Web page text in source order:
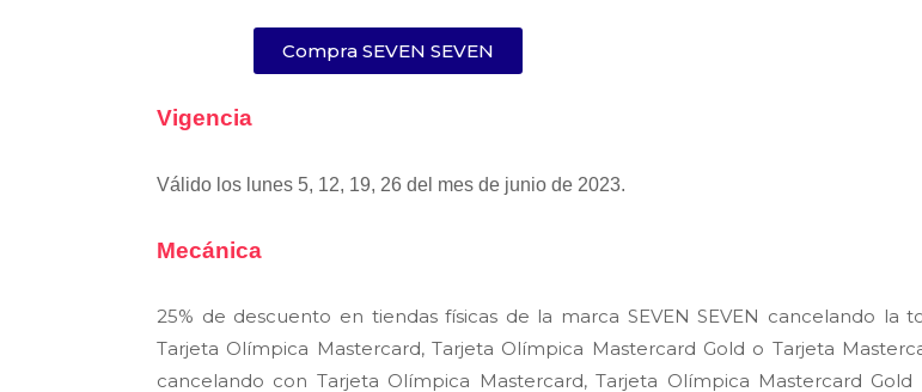
Compra SEVEN SEVEN
Vigencia
Válido los lunes 5, 12, 19, 26 del mes de junio de 2023.
Mecánica
25% de descuento en tiendas físicas de la marca SEVEN SEVEN cancelando
Tarjeta Olímpica Mastercard, Tarjeta Olímpica Mastercard Gold o Tarjeta
cancelando con Tarjeta Olímpica Mastercard, Tarjeta Olímpica Mastercard